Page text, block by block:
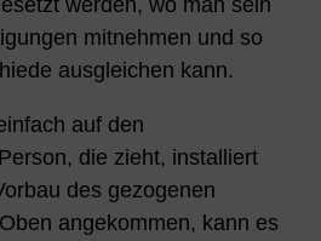
mitnehmen und so
ausgleichen kann.
auf den
die zieht, installiert
des gezogenen
angekommen, kann es